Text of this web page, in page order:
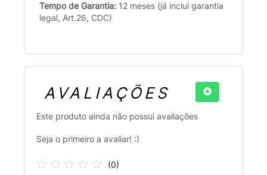
Tempo de Garantia: 12 meses (já inclui garantia
legal, Art.26, CDC)
AVALIAÇÕES
Este produto ainda não possui avaliações
Seja o primeiro a avaliar! :)
(0)